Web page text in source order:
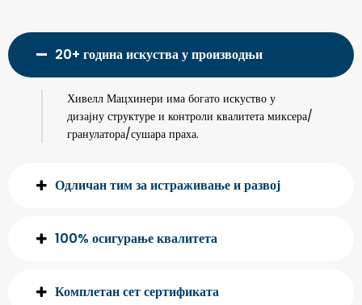
20+ година искуства у производњи
Хивелл Мацхинери има богато искуство у
дизајну структуре и контроли квалитета миксера/
гранулатора/сушара праха.
Одличан тим за истраживање и развој
100% осигурање квалитета
Комплетан сет сертификата